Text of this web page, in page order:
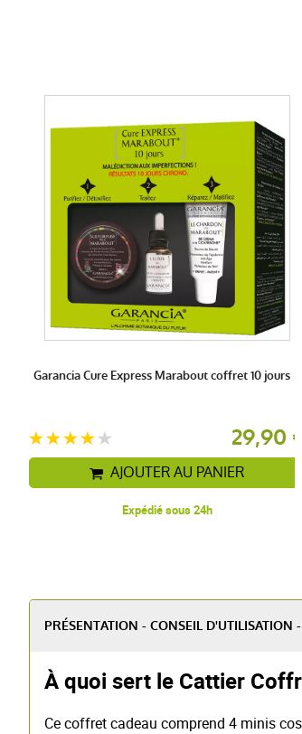
Garancia Cure Express Marabout coffret 10 jours
29,90 €
AJOUTER AU PANIER
Expédié sous 24h
PRÉSENTATION - CONSEIL D'UTILISATION
À quoi sert le Cattier
Ce coffret cadeau comprend 4 minis